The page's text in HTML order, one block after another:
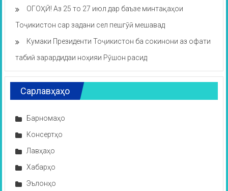
ОГОҲӢ! Аз 25 то 27 июл дар баъзе минтақаҳои
Тоҷикистон сар задани сел пешгӯӣ мешавад
Кумаки Президенти Тоҷикистон ба сокинони аз офати
табиӣ зарардидаи ноҳияи Рӯшон расид
Сарлавҳаҳо
Барномаҳо
Консертҳо
Лавҳаҳо
Хабарҳо
Эълонҳо